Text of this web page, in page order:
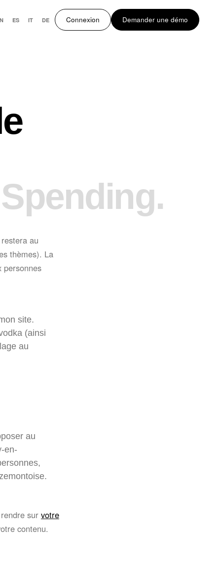
ES IT DE Connexion Demander une démo
au
thèmes). La
personnes
site.
(ainsi
au
au
en-
sur votre
contenu.